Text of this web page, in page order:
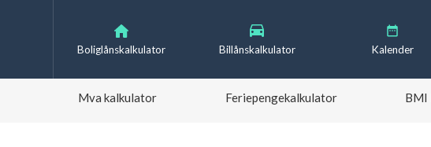
Boliglånskalkulator Billånskalkulator Kalender
Mva kalkulator Feriepengekalkulator BMI